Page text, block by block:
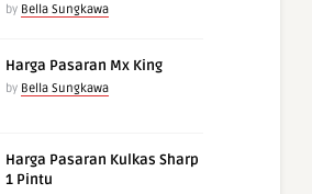
by Bella Sungkawa
Harga Pasaran Mx King
by Bella Sungkawa
Harga Pasaran Kulkas Sharp
1 Pintu